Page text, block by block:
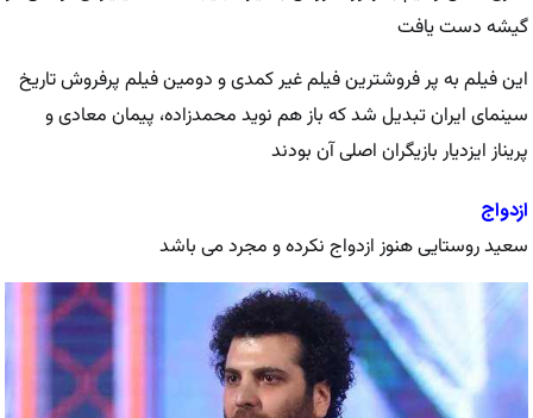
گیشه دست یافت
این فیلم به پر فروشترین فیلم غیر کمدی و دومین فیلم پرفروش تاریخ
سینمای ایران تبدیل شد که باز هم نوید محمدزاده، پیمان معادی و
پریناز ایزدیار بازیگران اصلی آن بودند
ازدواج
سعید روستایی هنوز ازدواج نکرده و مجرد می باشد